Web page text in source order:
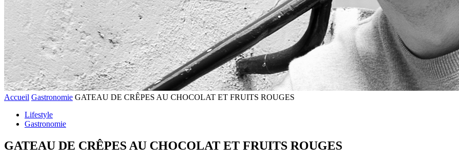
Accueil Gastronomie GATEAU DE CRÊPES AU CHOCOLAT ET FRUITS ROUGES
Lifestyle
Gastronomie
GATEAU DE CRÊPES AU CHOCOLAT ET FRUITS ROUGES